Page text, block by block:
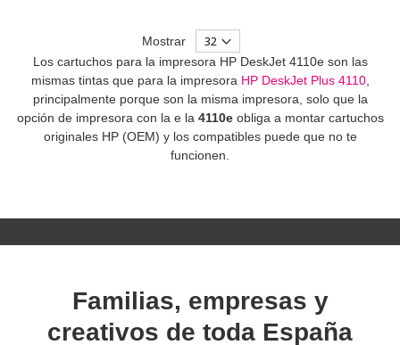
Mostrar
Los cartuchos para la impresora HP DeskJet 4110e son las
mismas tintas que para la impresora HP DeskJet Plus 4110,
principalmente porque son la misma impresora, solo que la
opción de impresora con la e la 4110eobliga a montar cartuchos
originales HP (OEM) y los compatibles puede que no te
funcionen.
Familias, empresas y
creativos de toda España